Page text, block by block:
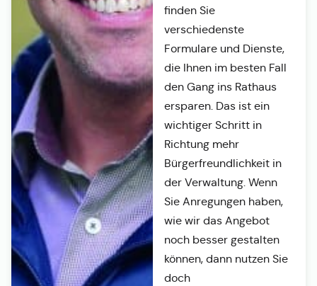
finden Sie
verschiedenste
Formulare und Dienste,
die Ihnen im besten Fall
den Gang ins Rathaus
ersparen. Das ist ein
wichtiger Schritt in
Richtung mehr
Bürgerfreundlichkeit in
der Verwaltung. Wenn
Sie Anregungen haben,
wie wir das Angebot
noch besser gestalten
können, dann nutzen Sie
doch